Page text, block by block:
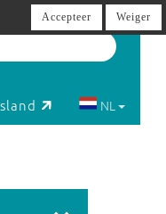
NL
Accepteer Weiger